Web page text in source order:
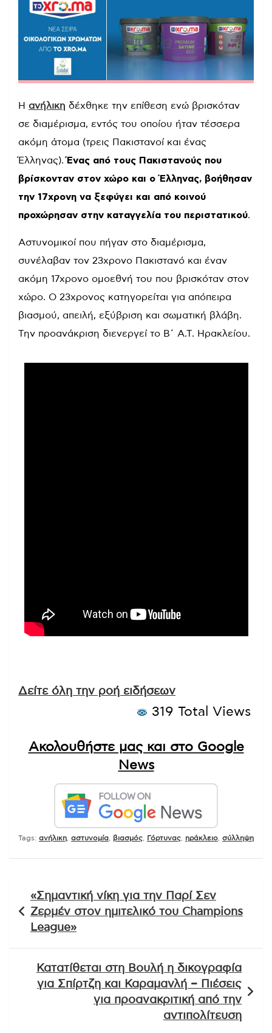
Η ανήλικη δέχθηκε την επίθεση ενώ βρισκόταν
σε διαμέρισμα, εντός του οποίου ήταν τέσσερα
ακόμη άτομα (τρεις Πακιστανοί και ένας
Έλληνας).Ένας από τους Πακιστανούς που
βρίσκονταν στον χώρο και ο Έλληνας, βοήθησαν
την 17χρονη να ξεφύγει και από κοινού
προχώρησαν στην καταγγελία του περιστατικού.
Αστυνομικοί που πήγαν στο διαμέρισμα,
συνέλαβαν τον 23χρονο Πακιστανό και έναν
ακόμη 17χρονο ομοεθνή του που βρισκόταν στον
χώρο. Ο 23χρονος κατηγορείται για απόπειρα
βιασμού, απειλή, εξύβριση και σωματική βλάβη.
Την προανάκριση διενεργεί το Β΄ Α.Τ. Ηρακλείου.
Δείτε όλη την ροή ειδήσεων
319 Total Views
Ακολουθήστε μας και στο Google
News
Tags: ανήλικη αστυνομία βιασμός Γόρτυνας ηράκλειο σύλληψη
άρθρων
«Σημαντική νίκη για την Παρί Σεν
Ζερμέν στον ημιτελικό του Champions
League»
Κατατίθεται στη Βουλή η δικογραφία
για Σπίρτζη και Καραμανλή – Πιέσεις
για προανακριτική από την
αντιπολίτευση